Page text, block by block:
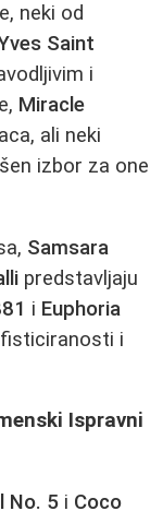
neki od
Saint
i
Miracle
ali neki
izbor za one
Samsara
predstavljaju
i Euphoria
i
Ispravni
No. 5 i Coco